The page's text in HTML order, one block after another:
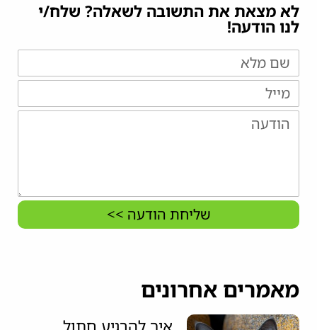
לא מצאת את התשובה לשאלה? שלח/י
לנו הודעה!
שליחת הודעה >>
מאמרים אחרונים